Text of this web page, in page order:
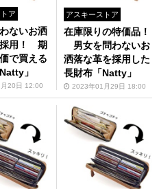
ア
ないお洒
用！ 期
で買える
」
20日 12:00
アスキーストア
在庫限りの特価品！
男女を問わないお
洒落な革を採用した
長財布「Natty」
2023年01月29日 18:00